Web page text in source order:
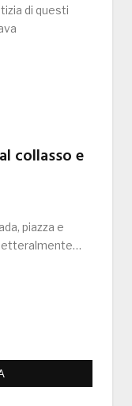
di questi
collasso e
piazza e
letteralmente…